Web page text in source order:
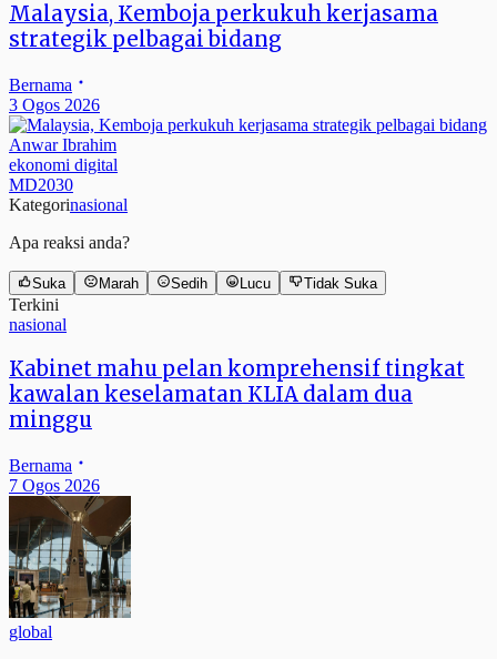
Malaysia, Kemboja perkukuh kerjasama
strategik pelbagai bidang
Bernama
3 Ogos 2026
Anwar Ibrahim
ekonomi digital
MD2030
Kategorinasional
Apa reaksi anda?
Suka Marah Sedih Lucu Tidak Suka
Terkini
nasional
Kabinet mahu pelan komprehensif tingkat
kawalan keselamatan KLIA dalam dua
minggu
Bernama
7 Ogos 2026
global